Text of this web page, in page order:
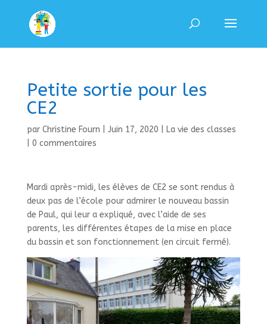
Petite sortie pour les
CE2
par Christine Fourn Juin 17, 2020
La vie des classes
0 commentaires
Mardi après-midi, les élèves de CE2 se sont rendus à
deux pas de l’école pour admirer le nouveau bassin
de Paul, qui leur a expliqué, avec l’aide de ses
parents, les différentes étapes de la mise en place
du bassin et son fonctionnement (en circuit fermé).